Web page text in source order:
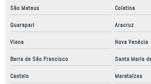
Fábrica de robôs no brasil
Fabricação de máquinas de automação
Fabricante de máquinas especiais
Fabricantes de automação industrial
Fornecedor de robô
São Mateus Colatina
Guarapari Aracruz
Viana Nova Venécia
Barra de São Francisco Santa Maria
Castelo Marataízes